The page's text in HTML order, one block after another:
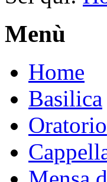
Menù
Home
Basilica
Oratorio